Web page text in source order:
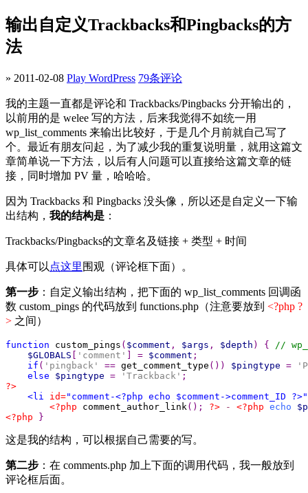
输出自定义Trackbacks和Pingbacks的方
法
» 2011-02-08 Play WordPress 79条评论
我的主题一直都是评论和 Trackbacks/Pingbacks 分开输出的，
以前用的是 welee 写的方法，后来我觉得不如统一用
wp_list_comments 来输出比较好，于是几个月前就自己写了
个。最近有朋友问起，为了减少我的重复说明量，就用这篇文
章简单说一下方法，以后有人问题可以直接给这篇文章的链
接，同时增加 PV 量，哈哈哈。
因为 Trackbacks 和 Pingbacks 没头像，所以还是自定义一下输
出结构， 我的结构是 ：
Trackbacks/Pingbacks的文章名及链接 + 类型 + 时间
具体可以 点这里 围观（评论框下面）。
第一步 ：自定义输出结构，把下面的 wp_list_comments 回调函
数 custom_pings 的代码放到 functions.php（注意要放到 <?php ?
> 之间）
function custom_pings ( $comment , $args , $depth )
{
$GLOBALS
'comment' = $comment
if ( 'pingback' == get_comment_type ()) $pingtype =
else
$pingtype = 'Trackback'
?>
<li
id="comment-<?php echo $comment->comment_ID ?>"
<?php comment_author_link (); ?> - <?php echo
<?php
}
这是我的结构，可以根据自己需要的写。
第二步 ：在 comments.php 加上下面的调用代码，我一般放到
评论框后面。